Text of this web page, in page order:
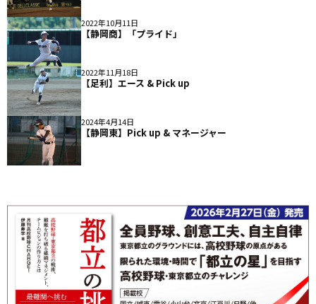
2022年10月11日
【静岡商】「プライド」
2022年11月18日
【足利】エース & Pick up
2024年4月14日
【静岡東】Pick up & マネージャー